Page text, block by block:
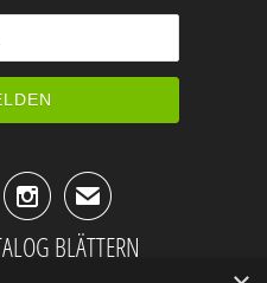
✉
BLÄTTERN